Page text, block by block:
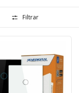
Filtrar